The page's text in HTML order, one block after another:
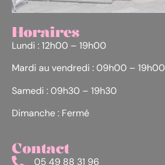
Horaires
Lundi : 12h00 – 19h00
Mardi au vendredi : 09h00 – 19h00
Samedi : 09h30 – 19h30
Dimanche : Fermé
Contact
05 49 88 31 96